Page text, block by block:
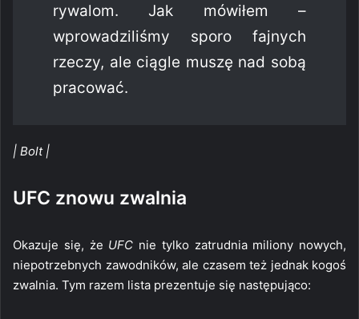
rywalom. Jak mówiłem –
wprowadziliśmy sporo fajnych
rzeczy, ale ciągle muszę nad sobą
pracować.
| Bolt |
UFC znowu zwalnia
Okazuje się, że UFC nie tylko zatrudnia miliony nowych,
niepotrzebnych zawodników, ale czasem też jednak kogoś
zwalnia. Tym razem lista prezentuje się następująco: